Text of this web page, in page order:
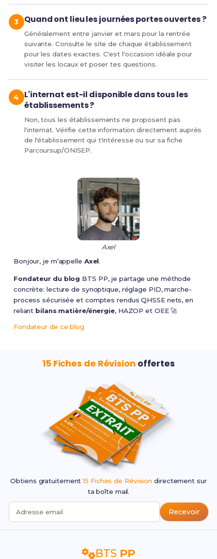
Quand ont lieu les journées portes ouvertes ?
Généralement entre janvier et mars pour la rentrée
suivante. Consulte le site de chaque établissement
pour les dates exactes. C'est l'occasion idéale pour
visiter les locaux et poser tes questions.
L'internat est-il disponible dans tous les
établissements ?
Non, tous les établissements ne proposent pas
l'internat. Vérifie cette information directement auprès
de l'établissement qui t'intéresse ou sur sa fiche
Parcoursup/ONISEP.
Axel
Bonjour, je m’appelle Axel.
Fondateur du blog BTS PP, je partage une méthode
concrète: lecture de synoptique, réglage PID, marche-
process sécurisée et comptes rendus QHSSE nets, en
reliant bilans matière/énergie, HAZOP et OEE 🚀
Fondateur de ce blog
15 Fiches de Révision offertes
Obtiens gratuitement15 Fiches de Révision directement sur
ta boîte mail.
Adresse email Recevoir
BTS PP